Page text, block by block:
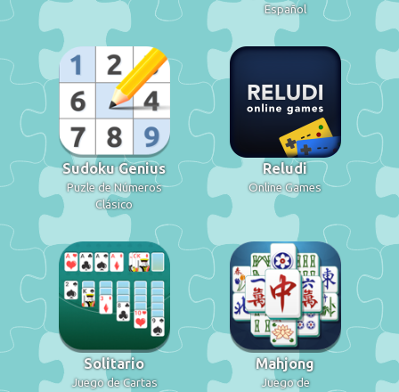
Español
Sudoku Genius
Puzle de Números
Clásico
Reludi
Online Games
Solitario
Juego de Cartas
Mahjong
Juego de